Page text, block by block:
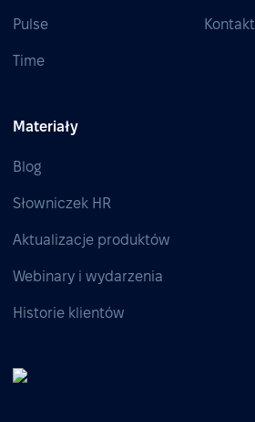
Pulse
Time
Kontakt
Materiały
Blog
Słowniczek HR
Aktualizacje produktów
Webinary i wydarzenia
Historie klientów